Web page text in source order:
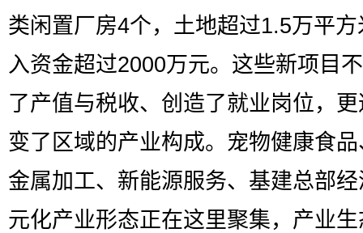
类闲置厂房4个，土地超过1.5万平
入资金超过2000万元。这些新项目
了产值与税收、创造了就业岗位，
变了区域的产业构成。宠物健康食
金属加工、新能源服务、基建总部
元化产业形态正在这里聚集，产业